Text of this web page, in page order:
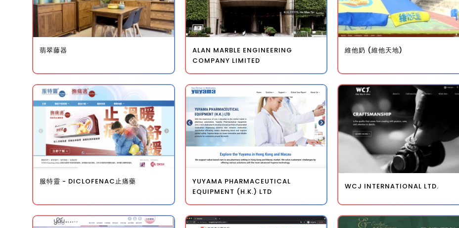
翡翠藤器
ALAN MARBLE ENGINEERING
COMPANY LIMITED
維他奶 (維他天地)
服特靈 - DICLOFENAC止痛藥
YUYAMA PHARMACEUTICAL
EQUIPMENT (H.K.) LTD
WCJ INTERNATIONAL LTD.